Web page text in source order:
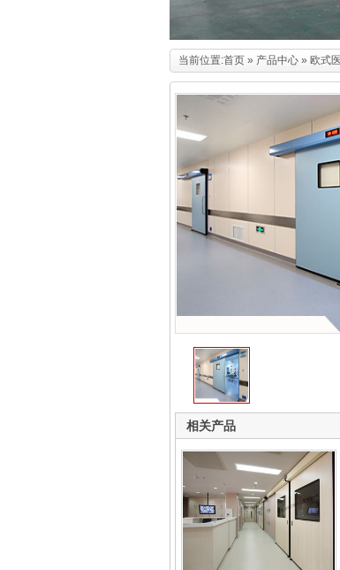
当前位置:首页 » 产品中心 » 欧式
相关产品